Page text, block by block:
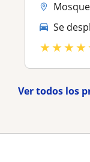
Se
★★★★
Ver todos los